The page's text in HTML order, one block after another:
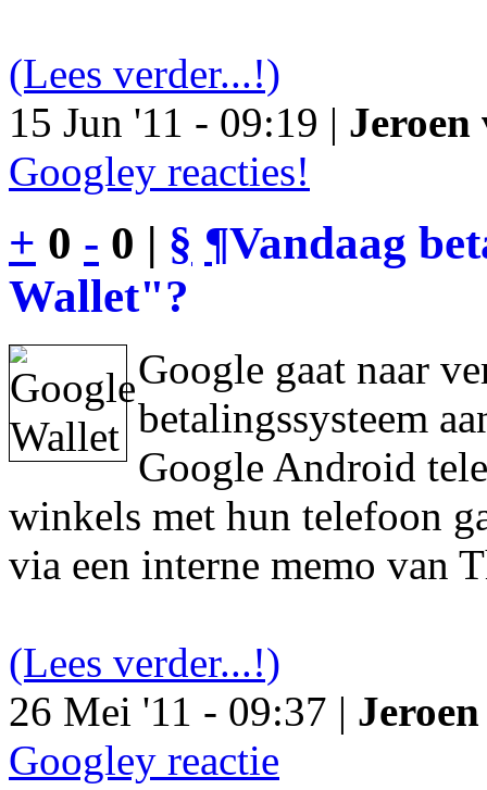
(Lees verder...!)
15 Jun '11 - 09:19 | Jeroen
Googley reacties!
+ 0 - 0 | § ¶Vandaag
Wallet"?
Google gaat naar
betalingssysteem
Google Android
winkels met hun telefoon
via een interne memo van
(Lees verder...!)
26 Mei '11 - 09:37 |
Googley reactie